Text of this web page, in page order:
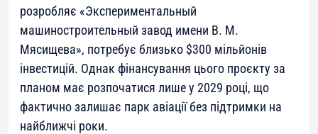
розробляє «Экспериментальный
машиностроительный завод имени В. М.
Мясищева», потребує близько $300 мільйонів
інвестицій. Однак фінансування цього проєкту за
планом має розпочатися лише у 2029 році, що
фактично залишає парк авіації без підтримки на
найближчі роки.